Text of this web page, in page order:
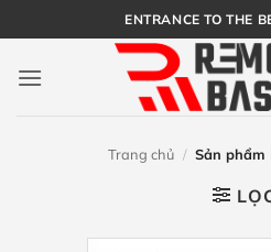
qua
nội
ENTRANCE TO THE
Trang chủ / Sản phẩm